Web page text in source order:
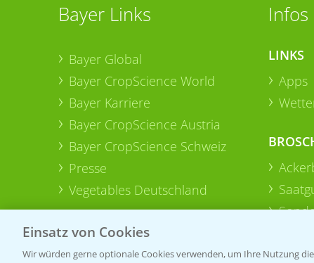
Bayer Links
Bayer Global
Bayer CropScience World
Bayer Karriere
Bayer CropScience Austria
Bayer CropScience Schweiz
Presse
Vegetables Deutschland
Infos
LINKS
Apps
Einsatz von Cookies
Wir würden gerne optionale Cookies verwenden, um Ihre Nutzung